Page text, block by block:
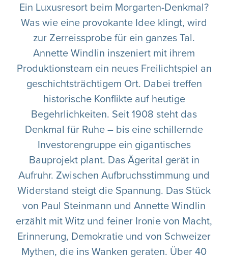
Ein Luxusresort beim Morgarten-Denkmal?
Was wie eine provokante Idee klingt, wird
zur Zerreissprobe für ein ganzes Tal.
Annette Windlin inszeniert mit ihrem
Produktionsteam ein neues Freilichtspiel an
geschichtsträchtigem Ort. Dabei treffen
historische Konflikte auf heutige
Begehrlichkeiten. Seit 1908 steht das
Denkmal für Ruhe – bis eine schillernde
Investorengruppe ein gigantisches
Bauprojekt plant. Das Ägerital gerät in
Aufruhr. Zwischen Aufbruchsstimmung und
Widerstand steigt die Spannung. Das Stück
von Paul Steinmann und Annette Windlin
erzählt mit Witz und feiner Ironie von Macht,
Erinnerung, Demokratie und von Schweizer
Mythen, die ins Wanken geraten. Über 40